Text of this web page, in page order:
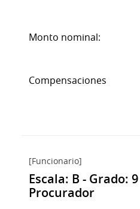
Monto nominal:
Compensaciones
[Funcionario]
Escala: B - Grado:
Procurador